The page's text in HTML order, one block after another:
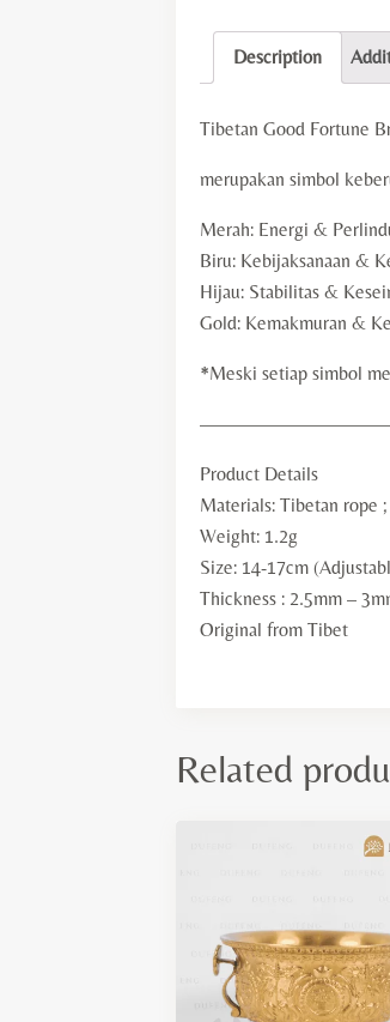
Description
Tibetan Good Fortune
merupakan simbol
Merah: Energi &
Biru: Kebijaksanaan &
Hijau: Stabilitas &
Gold: Kemakmuran &
*Meski setiap simbol
Product Details
Materials: Tibetan rope
Weight: 1.2g
Size: 14-17cm
Thickness : 2.5mm –
Original from Tibet
Related